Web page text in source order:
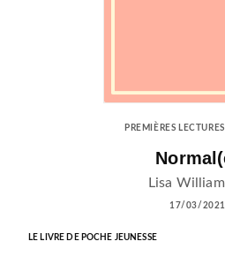
PREMIÈRES
Lisa
17/03/2021
LE LIVRE DE POCHE JEUNESSE